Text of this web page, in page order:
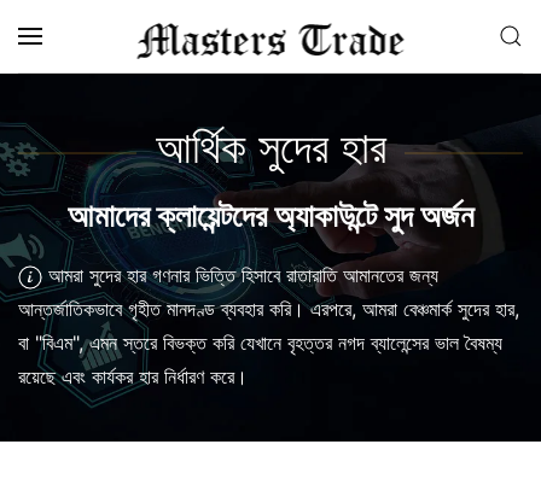
Skip to main content
আর্থিক সুদের হার
আমাদের ক্লায়েন্টদের অ্যাকাউন্টে সুদ অর্জন
আমরা সুদের হার গণনার ভিত্তি হিসাবে রাতারাতি আমানতের জন্য
আন্তর্জাতিকভাবে গৃহীত মানদণ্ড ব্যবহার করি। এরপরে, আমরা বেঞ্চমার্ক সুদের হার,
বা "বিএম", এমন স্তরে বিভক্ত করি যেখানে বৃহত্তর নগদ ব্যালেন্সের ভাল বৈষম্য
রয়েছে এবং কার্যকর হার নির্ধারণ করে।